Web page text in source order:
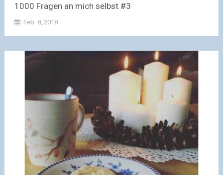
1000 Fragen an mich selbst #3
Feb. 8, 2018